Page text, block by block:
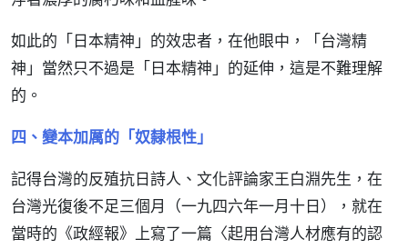
如此的「日本精神」的效忠者，在他眼中，「台灣精
神」當然只不過是「日本精神」的延伸，這是不難理解
的。
四、變本加厲的「奴隸根性」
記得台灣的反殖抗日詩人、文化評論家王白淵先生，在
台灣光復後不足三個月（一九四六年一月十日），就在
當時的《政經報》上寫了一篇〈起用台灣人材應有的認